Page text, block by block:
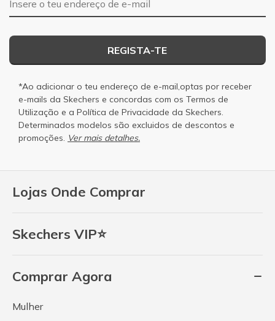
Lojas Onde Comprar
Skechers VIP⭐
Comprar Agora
Mulher
REGISTA-TE
*Ao adicionar o teu endereço de e-mail,optas por receber
e-mails da Skechers e concordas com os Termos de
Utilização e a Política de Privacidade da Skechers.
Determinados modelos são excluidos de descontos e
promoções. Ver mais detalhes.